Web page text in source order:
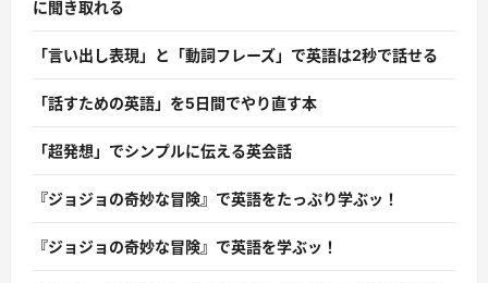
に聞き取れる
「言い出し表現」と「動詞フレーズ」で英語は2秒で話せる
「話すための英語」を5日間でやり直す本
「超発想」でシンプルに伝える英会話
『ジョジョの奇妙な冒険』で英語をたっぷり学ぶッ！
『ジョジョの奇妙な冒険』で英語を学ぶッ！